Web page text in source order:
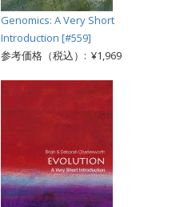
Genomics: A Very Short
Introduction [#559]
参考価格（税込）: ¥1,969